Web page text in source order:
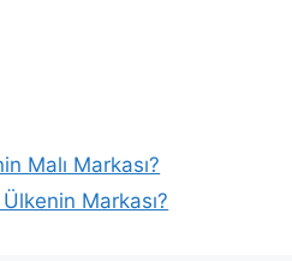
Malı Markası?
Markası?